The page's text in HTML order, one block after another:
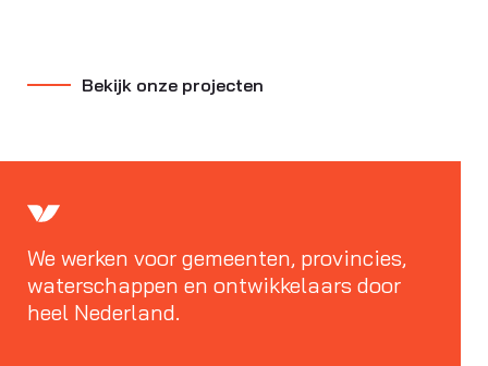
Bekijk onze projecten
We werken voor gemeenten, provincies,
waterschappen en ontwikkelaars door
heel Nederland.